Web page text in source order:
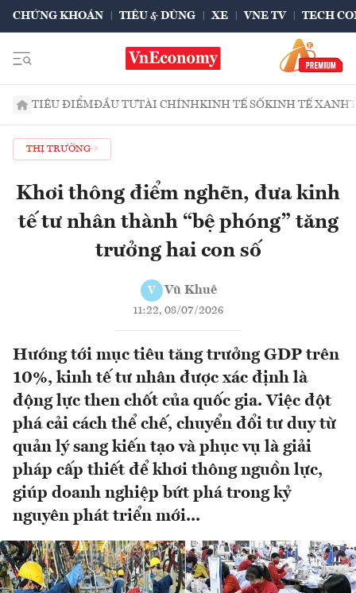
CHỨNG KHOÁN TIÊU & DÙNG XE VNE TV TECH
TIÊU ĐIỂMĐẦU TƯTÀI CHÍNHKINH TẾ SỐKINH TẾ XANH
THỊ TRƯỜNG
Khơi thông điểm nghẽn, đưa kinh
tế tư nhân thành “bệ phóng” tăng
trưởng hai con số
V Vũ Khuê
11:22, 08/07/2026
Hướng tới mục tiêu tăng trưởng GDP trên
10%, kinh tế tư nhân được xác định là
động lực then chốt của quốc gia. Việc đột
phá cải cách thể chế, chuyển đổi tư duy từ
quản lý sang kiến tạo và phục vụ là giải
pháp cấp thiết để khơi thông nguồn lực,
giúp doanh nghiệp bứt phá trong kỷ
nguyên phát triển mới...